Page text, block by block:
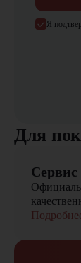
Я
Для
Сервис